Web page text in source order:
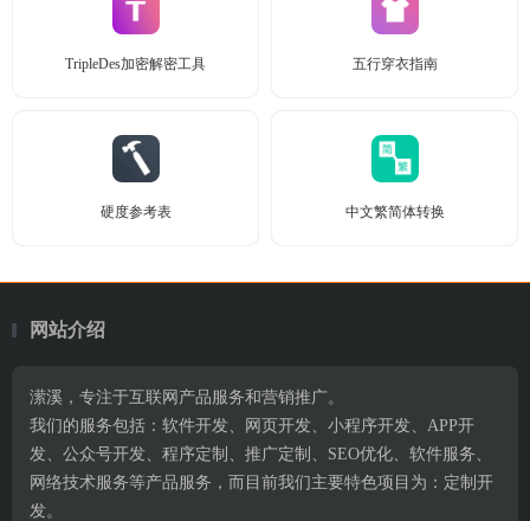
TripleDes加密解密工具 五行穿衣指南
硬度参考表 中文繁简体转换
网站介绍
潆溪，专注于互联网产品服务和营销推广。
我们的服务包括：软件开发、网页开发、小程序开发、APP开
发、公众号开发、程序定制、推广定制、SEO优化、软件服务、
网络技术服务等产品服务，而目前我们主要特色项目为：定制开
发。